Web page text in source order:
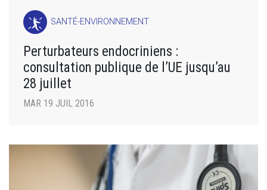
SANTÉ-ENVIRONNEMENT
Perturbateurs endocriniens :
consultation publique de l’UE jusqu’au
28 juillet
MAR 19 JUIL 2016